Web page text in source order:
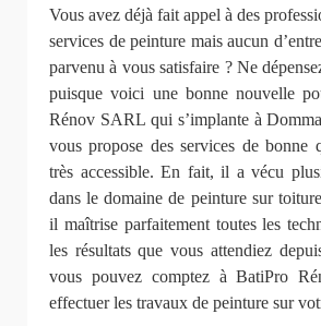
Vous avez déjà fait appel à des
services de peinture mais aucun
parvenu à vous satisfaire ? Ne
puisque voici une bonne nouvelle
Rénov SARL qui s’implante à
vous propose des services de bonne
très accessible. En fait, il a vécu
dans le domaine de peinture sur
il maîtrise parfaitement toutes les
les résultats que vous attendiez
vous pouvez comptez à BatiPro
effectuer les travaux de peinture sur